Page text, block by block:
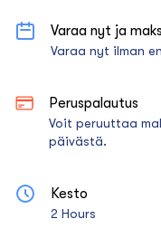
Varaa nyt ja
Varaa nyt ilman
Peruspalautus
Voit peruuttaa
päivästä.
Kesto
2 Hours